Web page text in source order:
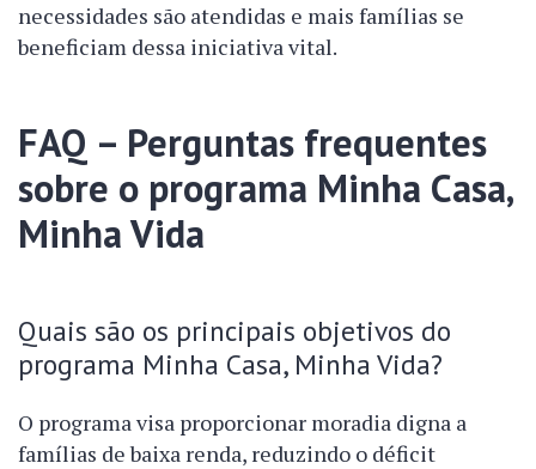
necessidades são atendidas e mais famílias se
beneficiam dessa iniciativa vital.
FAQ – Perguntas frequentes
sobre o programa Minha Casa,
Minha Vida
Quais são os principais objetivos do
programa Minha Casa, Minha Vida?
O programa visa proporcionar moradia digna a
famílias de baixa renda, reduzindo o déficit